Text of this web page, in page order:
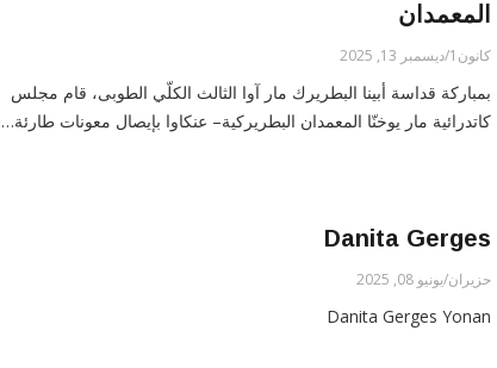
المعمدان
كانون1/ديسمبر 13, 2025
بمباركة قداسة أبينا البطريرك مار آوا الثالث الكلّي الطوبى، قام مجلس
كاتدرائية مار يوخنّا المعمدان البطريركية– عنكاوا بإيصال معونات طارئة…
Danita Gerges
حزيران/يونيو 08, 2025
Danita Gerges Yonan